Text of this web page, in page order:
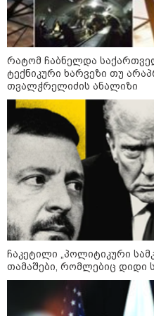
რატომ ჩაბნელდა
ტექნიკური ხარვეზი თუ
თვალჭრელიძის ანალიზი
ჩაკეტილი „პოლიტიკური
თამაშები, რომლებიც დიდი